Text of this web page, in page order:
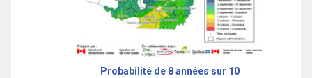
Probabilité de 8 années sur 10